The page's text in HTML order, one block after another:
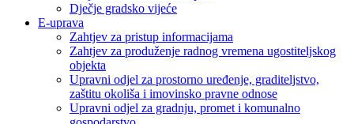
Dječje gradsko vijeće
E-uprava
Zahtjev za pristup informacijama
Zahtjev za produženje radnog vremena ugostiteljskog
objekta
Upravni odjel za prostorno uređenje, graditeljstvo,
zaštitu okoliša i imovinsko pravne odnose
Upravni odjel za gradnju, promet i komunalno